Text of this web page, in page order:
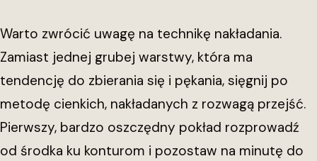
Warto zwrócić uwagę na technikę nakładania.
Zamiast jednej grubej warstwy, która ma
tendencję do zbierania się i pękania, sięgnij po
metodę cienkich, nakładanych z rozwagą przejść.
Pierwszy, bardzo oszczędny pokład rozprowadź
od środka ku konturom i pozostaw na minutę do